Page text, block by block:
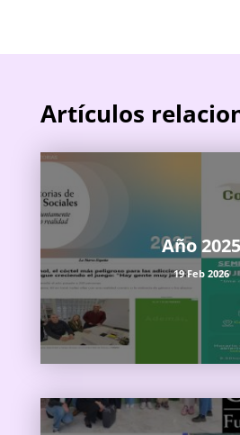
Artículos
Año 2025
19 Feb 2026